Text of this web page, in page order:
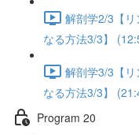
解剖学2/3【
なる方法3/3】
解剖学3/3【
なる方法3/3】
Program 20